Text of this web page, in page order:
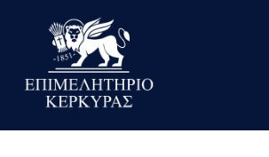
Το
Eπιμελητήριο